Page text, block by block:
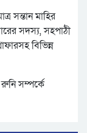
সন্তান মাহির
সদস্য, সহপাঠী
বিভিন্ন
সম্পর্কে